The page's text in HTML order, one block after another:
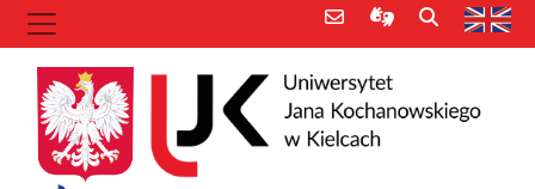
Poczta e-mailInformacje dla
Szukaj